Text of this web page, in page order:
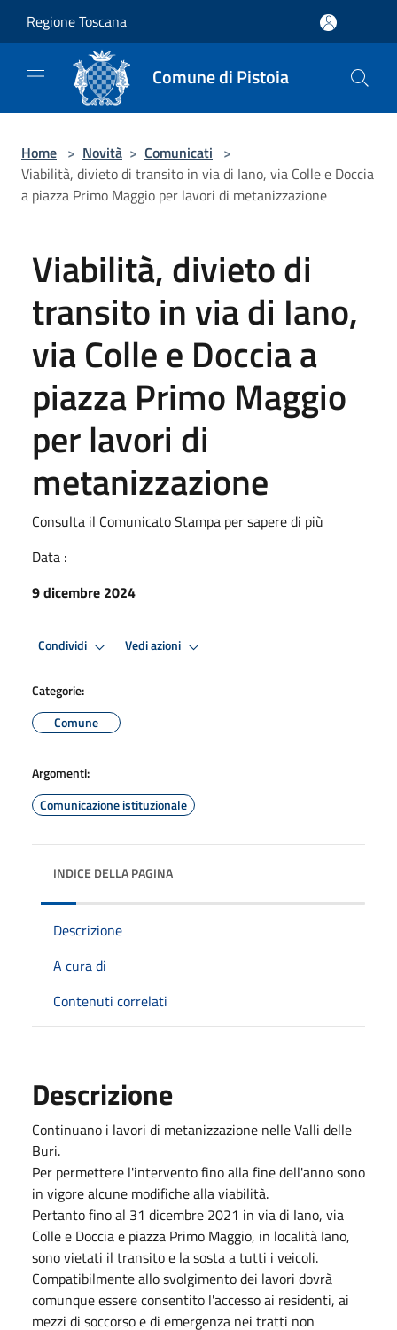
Regione Toscana
Comune di Pistoia
Home > Novità > Comunicati >
Viabilità, divieto di transito in via di Iano, via Colle e Doccia
a piazza Primo Maggio per lavori di metanizzazione
Viabilità, divieto di
transito in via di Iano,
via Colle e Doccia a
piazza Primo Maggio
per lavori di
metanizzazione
Consulta il Comunicato Stampa per sapere di più
Data :
9 dicembre 2024
Condividi Vedi azioni
Categorie:
Comune
Argomenti:
Comunicazione istituzionale
INDICE DELLA PAGINA
Descrizione
A cura di
Contenuti correlati
Descrizione
Continuano i lavori di metanizzazione nelle Valli delle
Buri.
Per permettere l'intervento fino alla fine dell'anno sono
in vigore alcune modifiche alla viabilità.
Pertanto fino al 31 dicembre 2021 in via di Iano, via
Colle e Doccia e piazza Primo Maggio, in località Iano,
sono vietati il transito e la sosta a tutti i veicoli.
Compatibilmente allo svolgimento dei lavori dovrà
comunque essere consentito l'accesso ai residenti, ai
mezzi di soccorso e di emergenza nei tratti non